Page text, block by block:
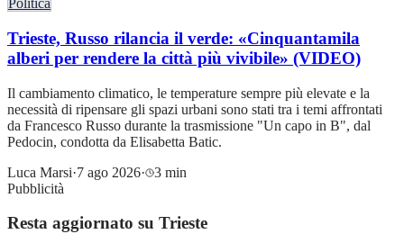
Politica
Trieste, Russo rilancia il verde: «Cinquantamila
alberi per rendere la città più vivibile» (VIDEO)
Il cambiamento climatico, le temperature sempre più elevate e la
necessità di ripensare gli spazi urbani sono stati tra i temi affrontati
da Francesco Russo durante la trasmissione "Un capo in B", dal
Pedocin, condotta da Elisabetta Batic.
Luca Marsi·7 ago 2026·
3 min
Pubblicità
Resta aggiornato su Trieste